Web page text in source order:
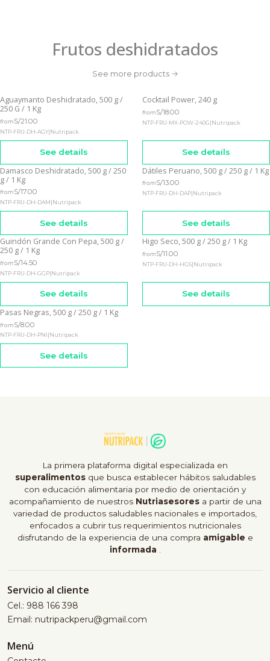
Frutos deshidratados
See more products
Out of stock
Aguaymanto Deshidratado, 500 g /
250 G / 1 Kg
fromS/21.00
NTP-FRU-DH-AGY|Nutripack
See details
Out of stock
Cocktail Power, 240 g
fromS/18.00
NTP-FRU-MX-POW-240G|Nutripack
See details
Out of stock
Damasco Deshidratado, 500 g / 250
g / 1 Kg
fromS/17.00
NTP-FRU-DH-DAM|Nutripack
See details
Out of stock
Dátiles Peruano, 500 g / 250 g / 1 Kg
fromS/13.00
NTP-FRU-DH-DAP|Nutripack
See details
Out of stock
Guindón Grande Con Pepa, 500 g /
250 g / 1 Kg
fromS/14.50
NTP-FRU-DH-GGP|Nutripack
See details
Out of stock
Higo Seco, 500 g / 250 g / 1 Kg
fromS/11.00
NTP-FRU-DH-HGS|Nutripack
See details
Out of stock
Pasas Negras, 500 g / 250 g / 1 Kg
fromS/8.00
NTP-FRU-DH-PNI Nutripack
See details
La primera plataforma digital especializada en
superalimentosque busca establecer hábitos saludables
con educación alimentaria por medio de orientación y
acompañamiento de nuestros Nutriasesores a partir de una
variedad de productos saludables nacionales e importados,
enfocados a cubrir tus requerimientos nutricionales
disfrutando de la experiencia de una compra amigable e
informada .
Servicio al cliente
Cel.: 988 166 398
Email: nutripackperu@gmail.com
Menú